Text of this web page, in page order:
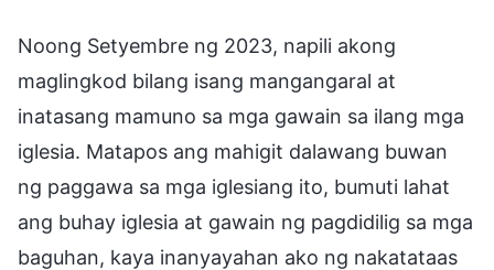
Noong Setyembre ng 2023, napili akong
maglingkod bilang isang mangangaral at
inatasang mamuno sa mga gawain sa ilang mga
iglesia. Matapos ang mahigit dalawang buwan
ng paggawa sa mga iglesiang ito, bumuti lahat
ang buhay iglesia at gawain ng pagdidilig sa mga
baguhan, kaya inanyayahan ako ng nakatataas